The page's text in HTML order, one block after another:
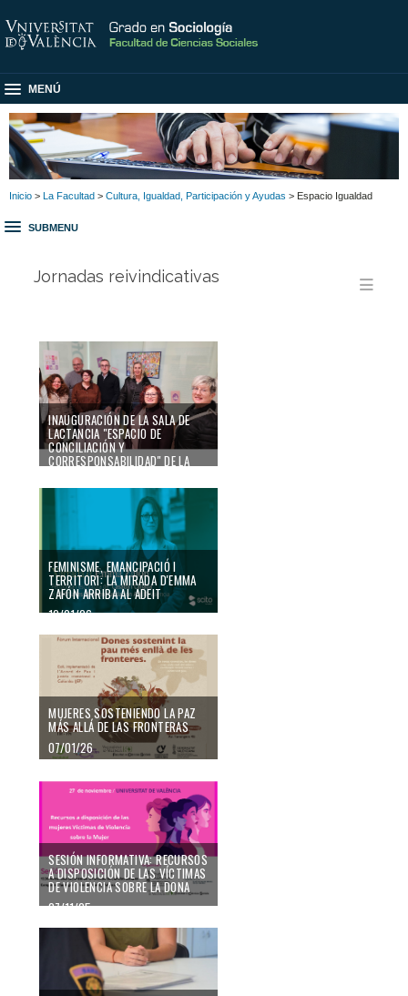
MENÚ
Inicio > La Facultad > Cultura, Igualdad, Participación y Ayudas > Espacio Igualdad
SUBMENU
Jornadas reivindicativas
INAUGURACIÓN DE LA SALA DE
LACTANCIA "ESPACIO DE
CONCILIACIÓN Y
CORRESPONSABILIDAD" DE LA
FEMINISME, EMANCIPACIÓ I
TERRITORI: LA MIRADA D'EMMA
ZAFÓN ARRIBA AL ADEIT
12/01/26
MUJERES SOSTENIENDO LA PAZ
MÁS ALLÁ DE LAS FRONTERAS
07/01/26
SESIÓN INFORMATIVA: RECURSOS
A DISPOSICIÓN DE LAS VÍCTIMAS
DE VIOLENCIA SOBRE LA DONA
27/11/25